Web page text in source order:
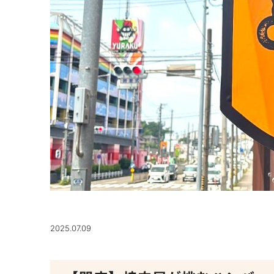
2025.07.09